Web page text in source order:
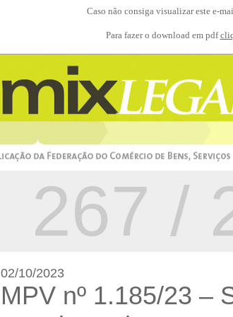
Caso não consiga visualizar este e-
Para fazer o download em pdf
267 /
02/10/2023
MPV nº 1.185/23 –